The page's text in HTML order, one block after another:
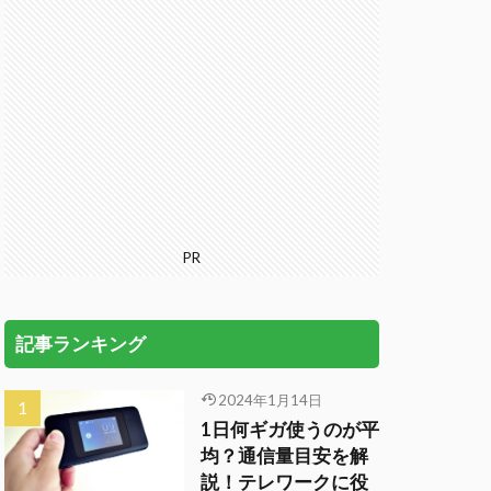
PR
記事ランキング
2024年1月14日
1日何ギガ使うのが平
均？通信量目安を解
説！テレワークに役